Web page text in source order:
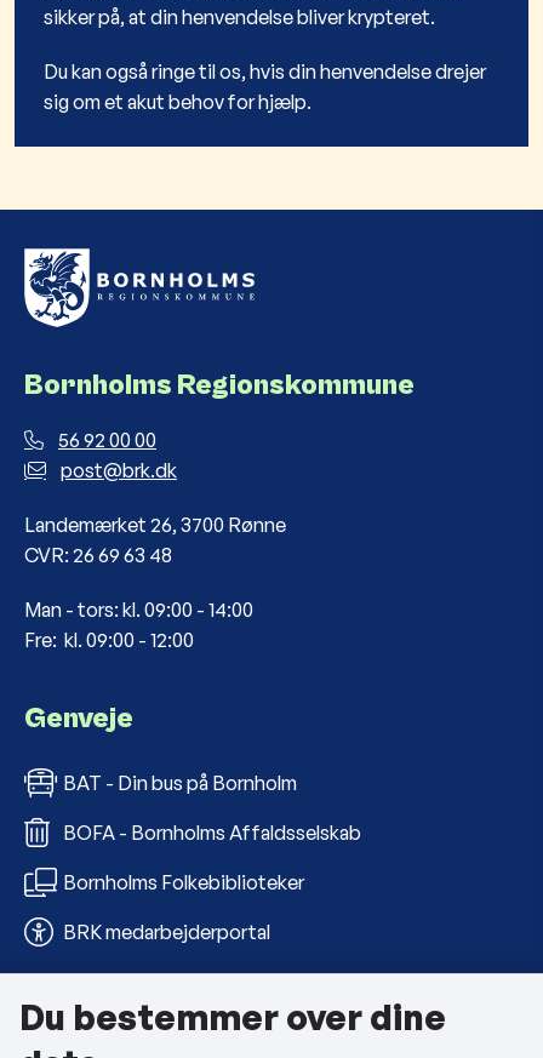
sikker på, at din henvendelse bliver krypteret.
Du kan også ringe til os, hvis din henvendelse drejer
sig om et akut behov for hjælp.
Bornholms Regionskommune
56 92 00 00
post@brk.dk
Landemærket 26, 3700 Rønne
CVR: 26 69 63 48
Man - tors: kl. 09:00 - 14:00
Fre: kl. 09:00 - 12:00
Genveje
BAT - Din bus på Bornholm
BOFA - Bornholms Affaldsselskab
Bornholms Folkebiblioteker
BRK medarbejderportal
Om kommunen
Du bestemmer over dine